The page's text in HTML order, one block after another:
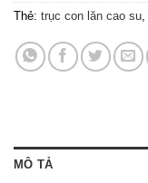
Thẻ: trục con lăn cao su
MÔ TẢ